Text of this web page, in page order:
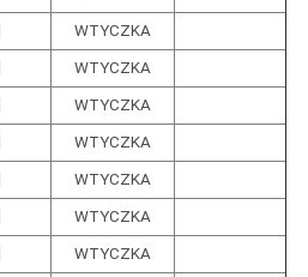
WTYCZKA
WTYCZKA
WTYCZKA
WTYCZKA
WTYCZKA
WTYCZKA
WTYCZKA